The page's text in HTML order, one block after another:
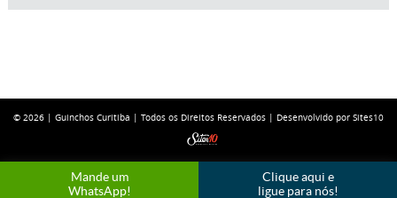
© 2026 | Guinchos Curitiba | Todos os Direitos Reservados | Desenvolvido por Sites10
Mande um
WhatsApp!
Clique aqui e
ligue para nós!